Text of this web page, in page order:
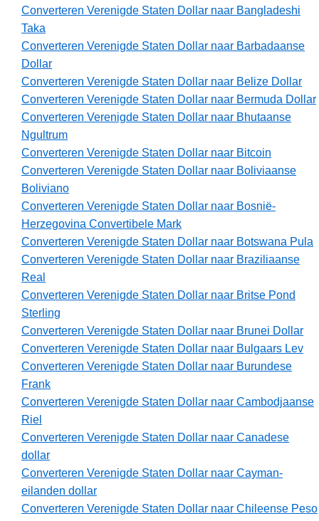
Converteren Verenigde Staten Dollar naar Bangladeshi
Taka
Converteren Verenigde Staten Dollar naar Barbadaanse
Dollar
Converteren Verenigde Staten Dollar naar Belize Dollar
Converteren Verenigde Staten Dollar naar Bermuda Dollar
Converteren Verenigde Staten Dollar naar Bhutaanse
Ngultrum
Converteren Verenigde Staten Dollar naar Bitcoin
Converteren Verenigde Staten Dollar naar Boliviaanse
Boliviano
Converteren Verenigde Staten Dollar naar Bosnië-
Herzegovina Convertibele Mark
Converteren Verenigde Staten Dollar naar Botswana Pula
Converteren Verenigde Staten Dollar naar Braziliaanse
Real
Converteren Verenigde Staten Dollar naar Britse Pond
Sterling
Converteren Verenigde Staten Dollar naar Brunei Dollar
Converteren Verenigde Staten Dollar naar Bulgaars Lev
Converteren Verenigde Staten Dollar naar Burundese
Frank
Converteren Verenigde Staten Dollar naar Cambodjaanse
Riel
Converteren Verenigde Staten Dollar naar Canadese
dollar
Converteren Verenigde Staten Dollar naar Cayman-
eilanden dollar
Converteren Verenigde Staten Dollar naar Chileense Peso